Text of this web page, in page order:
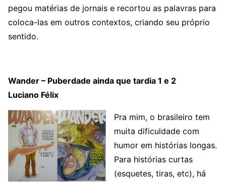
pegou matérias de jornais e recortou as palavras para
coloca-las em outros contextos, criando seu próprio
sentido.
Wander – Puberdade ainda que tardia 1 e 2
Luciano Félix
Pra mim, o brasileiro tem
muita dificuldade com
humor em histórias longas.
Para histórias curtas
(esquetes, tiras, etc), há